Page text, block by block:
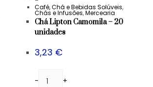
Café, Chá e Bebidas Solúveis,
Chás e Infusões,Mercearia
Chá Lipton Camomila – 20
unidades
3,23 €
- +